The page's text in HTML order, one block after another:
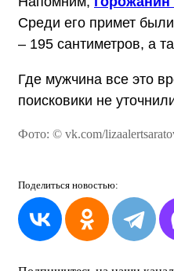
Среди его примет
– 195 сантиметров, а
Где мужчина все это
поисковики не
Фото: © vk.com/
Поделиться новостью: